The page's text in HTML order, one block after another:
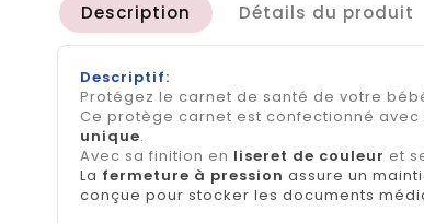
Description Détails du produit
Descriptif:
Protégez le carnet de santé de votre
Ce protège carnet est confectionné
unique.
Avec sa finition en liseret de couleur et
La fermeture à pression assure un
conçue pour stocker les documents